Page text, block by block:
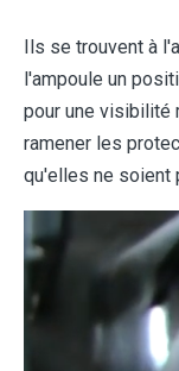
Ils se trouvent à
l'ampoule un
pour une visibilité
ramener les
qu'elles ne soient